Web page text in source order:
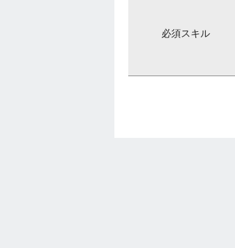
必須スキル